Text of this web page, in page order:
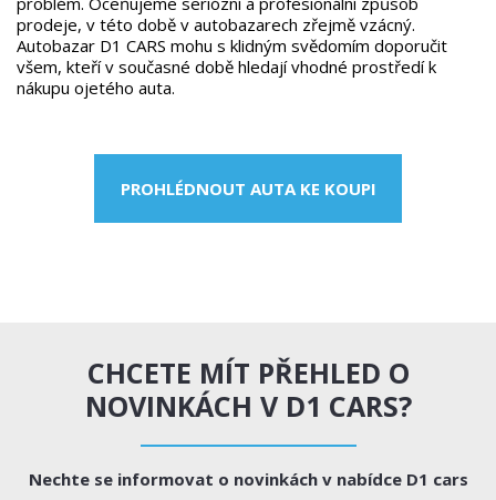
prodeje, v této době v autobazarech zřejmě vzácný.
Autobazar D1 CARS mohu s klidným svědomím doporučit
všem, kteří v současné době hledají vhodné prostředí k
nákupu ojetého auta.
PROHLÉDNOUT AUTA KE KOUPI
CHCETE MÍT PŘEHLED O
NOVINKÁCH V D1 CARS?
Nechte se informovat o novinkách v nabídce D1 cars